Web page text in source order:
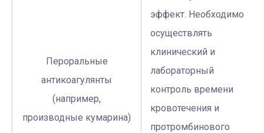
Пероральные
антикоагулянты
(например,
производные кумарина)
эффект. Необходимо
осуществлять
клинический и
лабораторный
контроль времени
кровотечения и
протромбинового